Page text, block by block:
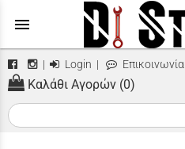
menu
| Login | Επικοινωνία
Καλάθι Αγορών (0)